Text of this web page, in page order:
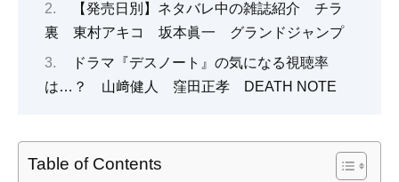
【発売日別】ネタバレ中の雑誌紹介 チラ
裏 東村アキコ 坂本眞一 グランドジャンプ
ドラマ『デスノート』の気になる視聴率
は…？ 山﨑健人 窪田正孝 DEATH NOTE
Table of Contents